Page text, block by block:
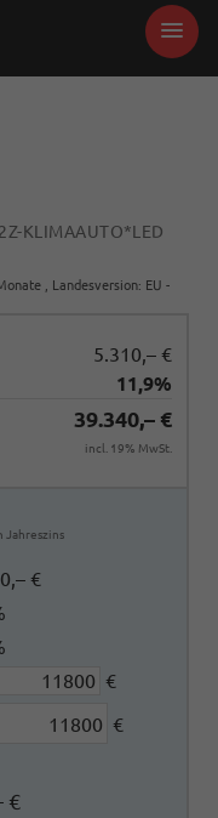
KLIMAAUTO*LED
, Landesversion: EU -
5.310,– €
11,9%
39.340,– €
incl. 19% MwSt.
Jahreszins
€
€
€
€